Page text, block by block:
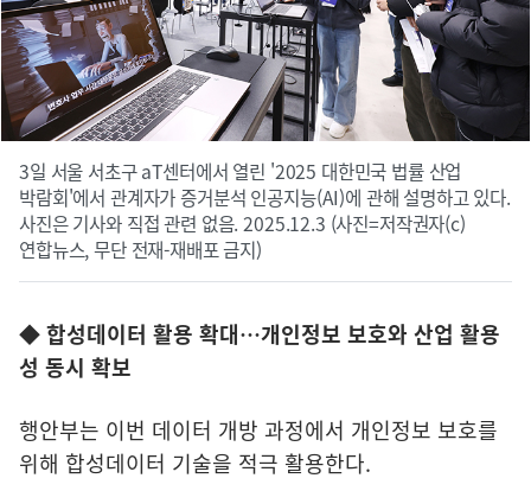
3일 서울 서초구 aT센터에서 열린 '2025 대한민국 법률 산업
박람회'에서 관계자가 증거분석 인공지능(AI)에 관해 설명하고 있다.
사진은 기사와 직접 관련 없음. 2025.12.3 (사진=저작권자(c)
연합뉴스, 무단 전재-재배포 금지)
◆ 합성데이터 활용 확대…개인정보 보호와 산업 활용
성 동시 확보
행안부는 이번 데이터 개방 과정에서 개인정보 보호를
위해 합성데이터 기술을 적극 활용한다.